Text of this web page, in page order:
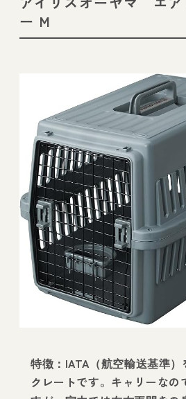
ー M
特徴：IATA（航空輸送基準
クレートです。キャリーなの